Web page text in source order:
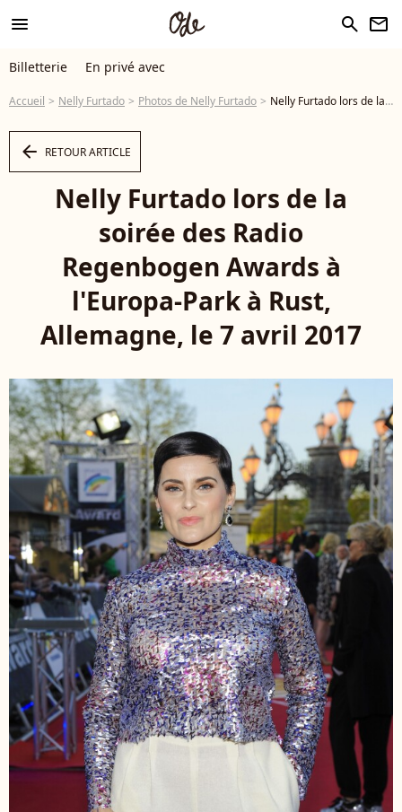
menu search newsletter
Billetterie En privé avec
Accueil Nelly Furtado Photos de Nelly Furtado Nelly Furtado lors de la soirée des Radio Regenbogen Awards à l'Europa-Park à Rust, Allemagne, le 7 avril 2017 - Photo
arrow_left RETOUR ARTICLE
Nelly Furtado lors de la
soirée des Radio
Regenbogen Awards à
l'Europa-Park à Rust,
Allemagne, le 7 avril 2017